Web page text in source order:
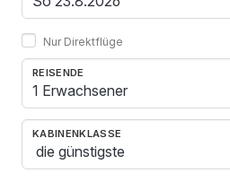
Nur Direktflüge
REISENDE
1 Erwachsener
KABINENKLASSE